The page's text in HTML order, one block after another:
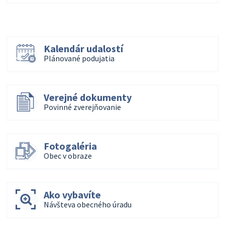
Kalendár udalostí
Plánované podujatia
Verejné dokumenty
Povinné zverejňovanie
Fotogaléria
Obec v obraze
Ako vybavíte
Návšteva obecného úradu